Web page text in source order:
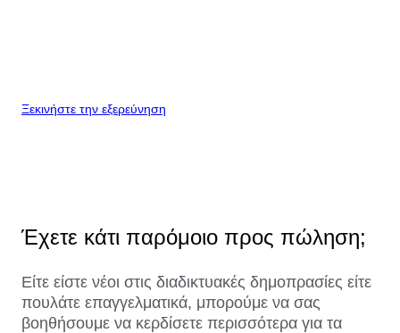
Ξεκινήστε την εξερεύνηση
Έχετε κάτι παρόμοιο προς πώληση;
Είτε είστε νέοι στις διαδικτυακές δημοπρασίες είτε
πουλάτε επαγγελματικά, μπορούμε να σας
βοηθήσουμε να κερδίσετε περισσότερα για τα